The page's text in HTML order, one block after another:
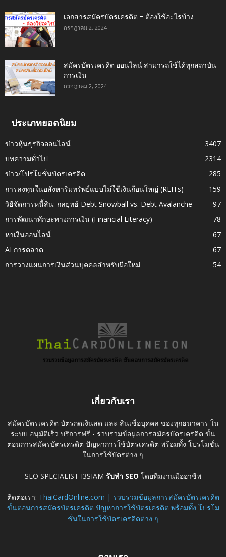
เอกสารสมัครบัตรเครดิต – ต้องใช้อะไรบ้าง
กรกฎาคม 2, 2024
สมัครบัตรเครดิต ออนไลน์ สามารถใช้ได้ทุกสถาบัน
การเงิน
กรกฎาคม 2, 2024
ประเภทยอดนิยม
ข่าวหุ้นธุรกิจออนไลน์
3407
บทความทั่วไป
2314
ข่าว/โปรโมชั่นบัตรเครดิต
285
การลงทุนในอสังหาริมทรัพย์แบบไม่ใช้เงินก้อนใหญ่ (REITs)
159
วิธีจัดการหนี้สิน: กลยุทธ์ Debt Snowball vs. Debt Avalanche
97
การพัฒนาทักษะทางการเงิน (Financial Literacy)
78
หาเงินออนไลน์
67
AI การตลาด
67
การวางแผนการเงินส่วนบุคคลสำหรับมือใหม่
54
เกี่ยวกับเรา
สมัครบัตรเครดิต บัตรกดเงินสด และ สินเชื่อบุคคล ของทุกธนาคาร ใน
ระบบ อนุมัติเร็ว บริการฟรี - รวบรวมข้อมูลการสมัครบัตรเครดิต ขั้น
ตอนการสมัครบัตรเครดิต ปัญหาการใช้บัตรเครดิต พร้อมทั้ง โปรโมชั่น
ในการใช้บัตรต่าง ๆ
SEO SPECIALIST I3SIAM รับทำ SEO โดยทีมงานมืออาชีพ
ติดต่อเรา: ThaiCardOnline.com | รวบรวมข้อมูลการสมัครบัตรเครดิต
ขั้นตอนการสมัครบัตรเครดิต ปัญหาการใช้บัตรเครดิต พร้อมทั้ง โปรโม
ชั่นในการใช้บัตรเครดิตต่าง ๆ